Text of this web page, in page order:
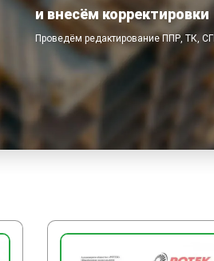
и внесём корректировки
Проведём редактирование ППР, ТК,